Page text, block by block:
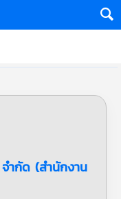
ำกัด (สำนักงาน